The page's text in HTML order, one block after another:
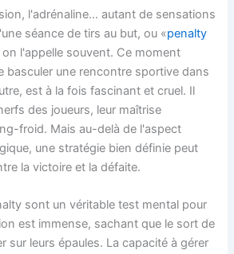
l'adrénaline… autant de sensations
séance de tirs au but, ou «penalty
l'appelle souvent. Ce moment
basculer une rencontre sportive dans
est à la fois fascinant et cruel. Il
des joueurs, leur maîtrise
froid. Mais au-delà de l'aspect
une stratégie bien définie peut
la victoire et la défaite.
sont un véritable test mental pour
est immense, sachant que le sort de
sur leurs épaules. La capacité à gérer